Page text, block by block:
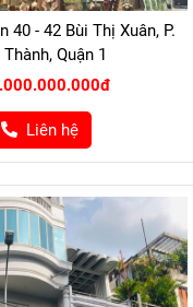
40 - 42 Bùi Thị Xuân, P.
Thành, Quận 1
Liên hệ